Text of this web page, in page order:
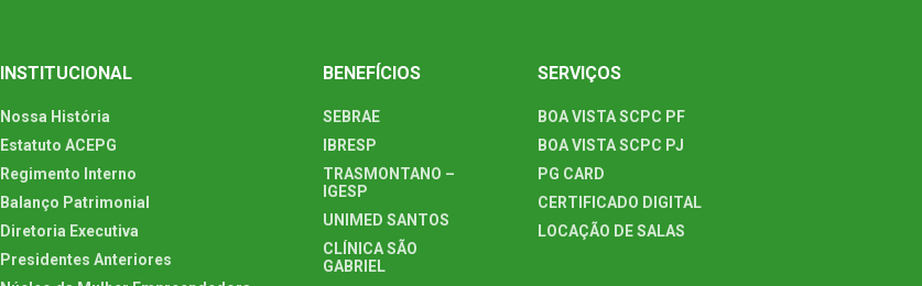
INSTITUCIONAL
Nossa História
Estatuto ACEPG
Regimento Interno
Balanço Patrimonial
Diretoria Executiva
Presidentes Anteriores
BENEFÍCIOS
SEBRAE
IBRESP
TRASMONTANO –
IGESP
UNIMED SANTOS
CLÍNICA SÃO
GABRIEL
SERVIÇOS
BOA VISTA SCPC PF
BOA VISTA SCPC PJ
PG CARD
CERTIFICADO DIGITAL
LOCAÇÃO DE SALAS